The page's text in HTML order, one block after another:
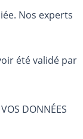
Nos experts
été validé par
DONNÉES